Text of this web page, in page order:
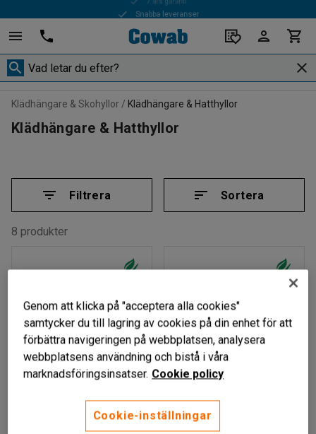
Snabba leveranser
Klädhängare & Skohyllor Klädhängare & Hatthyllor
Klädhängare & Hatthyllor
Filtrera Sortera
8 produkter
Hatthylla, svart
Genom att klicka på "acceptera alla cookies"
samtycker du till lagring av cookies på din enhet för att
förbättra navigeringen på webbplatsen, analysera
webbplatsens användning och bistå i våra
marknadsföringsinsatser. Cookie policy
Cookie-inställningar